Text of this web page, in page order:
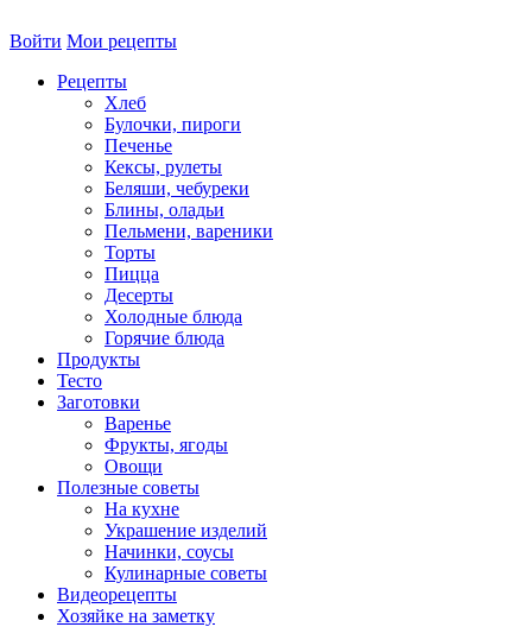
Войти Мои рецепты
Рецепты
Хлеб
Булочки, пироги
Печенье
Кексы, рулеты
Беляши, чебуреки
Блины, оладьи
Пельмени, вареники
Торты
Пицца
Десерты
Холодные блюда
Горячие блюда
Продукты
Тесто
Заготовки
Варенье
Фрукты, ягоды
Овощи
Полезные советы
На кухне
Украшение изделий
Начинки, соусы
Кулинарные советы
Видеорецепты
Хозяйке на заметку